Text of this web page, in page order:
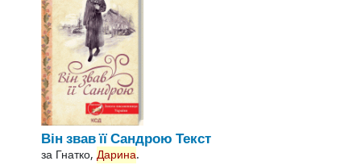
Він звав її Сандрою Текст
за Гнатко, Дарина.